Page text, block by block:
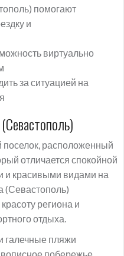
помогают
и
виртуально
за ситуацией на
расположенный
отличается спокойной
и красивыми видами на
(Севастополь)
региона и
отдыха.
галечные пляжи